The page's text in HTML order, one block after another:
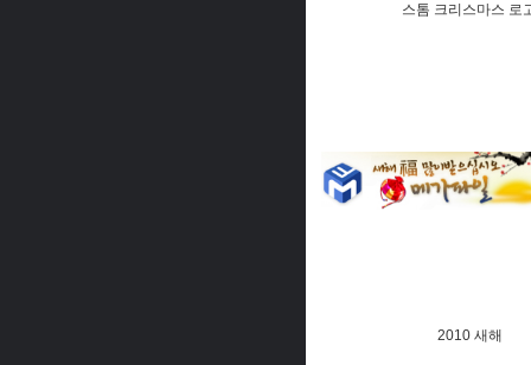
스톰 크리스마스 로
2010 새해